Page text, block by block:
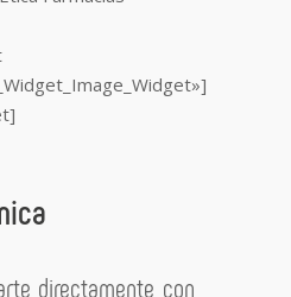
directamente con